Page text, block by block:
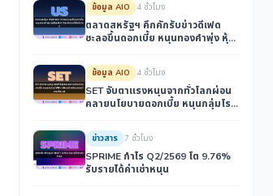
ข้อมูล AIO 4 ชั่วโมง
ตลาดสหรัฐฯ คึกคักรับข่าวดีเฟด
ชะลอขึ้นดอกเบี้ย หนุนทองคำพุ่ง หุ้น
ข้อมูล AIO 4 ชั่วโมง
SET จับตาแรงหนุนจากทั่วโลกผ่อน
คลายนโยบายดอกเบี้ย หนุนกลุ่มโรง
ข่าย AI
ข่าวสาร 7 ชั่วโมง
SPRIME กำไร Q2/2569 โต 9.76%
รับรายได้ค่าเช่าหนุน